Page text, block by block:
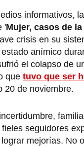
informativos,
'Mujer, casos de
crisis en su
anímico
el colapso de
que tuvo que ser
20 de noviembre.
seguidores
mejorías. No